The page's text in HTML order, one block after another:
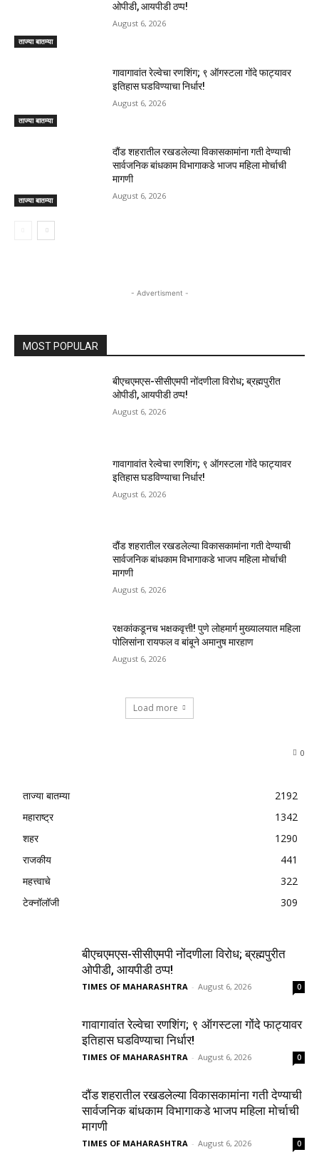
ताज्या बातम्या
ओपीडी, आयपीडी ठप्प!
August 6, 2026
ताज्या बातम्या
गावागावांत रेल्वेचा रणशिंग; ९ ऑगस्टला गोंदे फाट्यावर
इतिहास घडविण्याचा निर्धार!
August 6, 2026
ताज्या बातम्या
दौंड शहरातील रखडलेल्या विकासकामांना गती देण्याची
सार्वजनिक बांधकाम विभागाकडे भाजप महिला मोर्चाची
मागणी
August 6, 2026
- Advertisment -
MOST POPULAR
बीएचएमएस-सीसीएमपी नोंदणीला विरोध; ब्रह्मपुरीत
ओपीडी, आयपीडी ठप्प!
August 6, 2026
गावागावांत रेल्वेचा रणशिंग; ९ ऑगस्टला गोंदे फाट्यावर
इतिहास घडविण्याचा निर्धार!
August 6, 2026
दौंड शहरातील रखडलेल्या विकासकामांना गती देण्याची
सार्वजनिक बांधकाम विभागाकडे भाजप महिला मोर्चाची
मागणी
August 6, 2026
रक्षकांकडूनच भक्षकवृत्ती! पुणे लोहमार्ग मुख्यालयात महिला
पोलिसांना रायफल व बांबूने अमानुष मारहाण
August 6, 2026
Load more
0
ताज्या बातम्या
2192
महाराष्ट्र
1342
शहर
1290
राजकीय
441
महत्त्वाचे
322
टेक्नॉलॉजी
309
बीएचएमएस-सीसीएमपी नोंदणीला विरोध; ब्रह्मपुरीत
ओपीडी, आयपीडी ठप्प!
TIMES OF MAHARASHTRA - August 6, 2026 0
गावागावांत रेल्वेचा रणशिंग; ९ ऑगस्टला गोंदे फाट्यावर
इतिहास घडविण्याचा निर्धार!
TIMES OF MAHARASHTRA - August 6, 2026 0
दौंड शहरातील रखडलेल्या विकासकामांना गती देण्याची
सार्वजनिक बांधकाम विभागाकडे भाजप महिला मोर्चाची
मागणी
TIMES OF MAHARASHTRA - August 6, 2026 0